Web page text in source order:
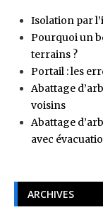
Isolation par
Pourquoi un
terrains ?
Portail : les
Abattage
voisins
Abattage
avec
ARCHIVES